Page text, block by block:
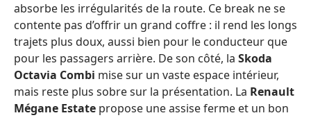
absorbe les irrégularités de la route. Ce break ne se
contente pas d’offrir un grand coffre : il rend les longs
trajets plus doux, aussi bien pour le conducteur que
pour les passagers arrière. De son côté, la Skoda
Octavia Combi mise sur un vaste espace intérieur,
mais reste plus sobre sur la présentation. La Renault
Mégane Estate propose une assise ferme et un bon